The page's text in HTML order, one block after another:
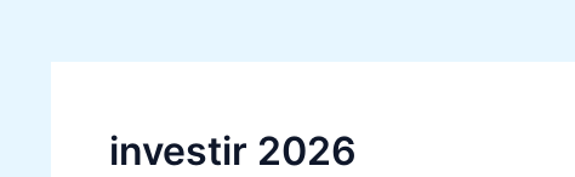
investir 2026